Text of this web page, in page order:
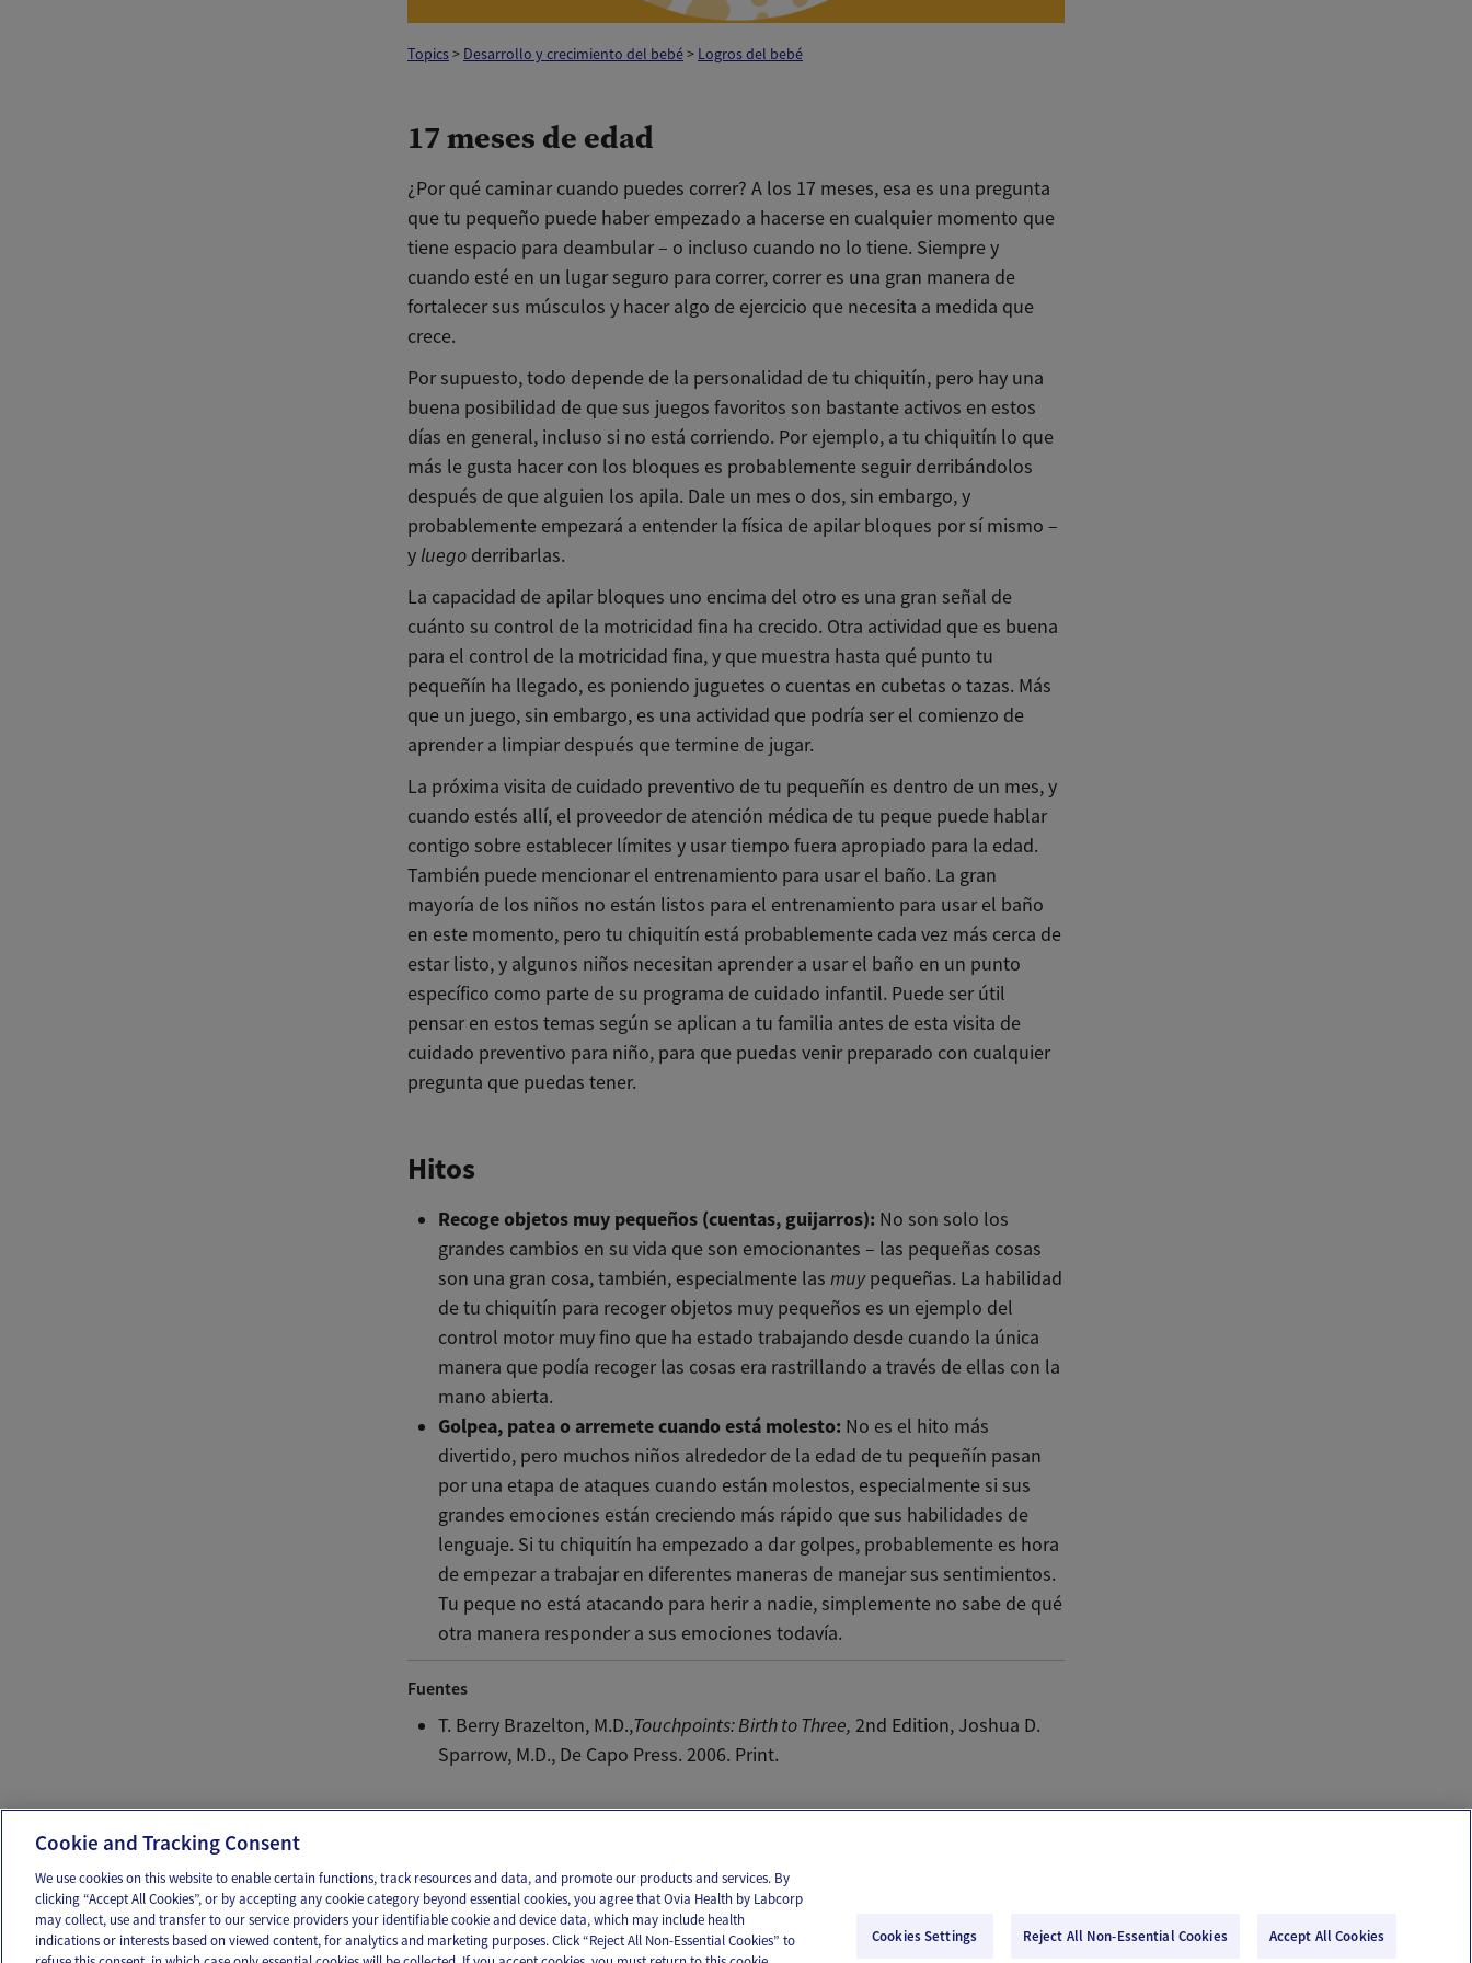
Topics> Desarrollo y crecimiento del bebé> Logros del bebé
17 meses de edad
¿Por qué caminar cuando puedes correr? A los 17 meses, esa es una pregunta
que tu pequeño puede haber empezado a hacerse en cualquier momento que
tiene espacio para deambular – o incluso cuando no lo tiene. Siempre y
cuando esté en un lugar seguro para correr, correr es una gran manera de
fortalecer sus músculos y hacer algo de ejercicio que necesita a medida que
crece.
Por supuesto, todo depende de la personalidad de tu chiquitín, pero hay una
buena posibilidad de que sus juegos favoritos son bastante activos en estos
días en general, incluso si no está corriendo. Por ejemplo, a tu chiquitín lo que
más le gusta hacer con los bloques es probablemente seguir derribándolos
después de que alguien los apila. Dale un mes o dos, sin embargo, y
probablemente empezará a entender la física de apilar bloques por sí mismo –
y luego derribarlas.
La capacidad de apilar bloques uno encima del otro es una gran señal de
cuánto su control de la motricidad fina ha crecido. Otra actividad que es buena
para el control de la motricidad fina, y que muestra hasta qué punto tu
pequeñín ha llegado, es poniendo juguetes o cuentas en cubetas o tazas. Más
que un juego, sin embargo, es una actividad que podría ser el comienzo de
aprender a limpiar después que termine de jugar.
La próxima visita de cuidado preventivo de tu pequeñín es dentro de un mes, y
cuando estés allí, el proveedor de atención médica de tu peque puede hablar
contigo sobre establecer límites y usar tiempo fuera apropiado para la edad.
También puede mencionar el entrenamiento para usar el baño. La gran
mayoría de los niños no están listos para el entrenamiento para usar el baño
en este momento, pero tu chiquitín está probablemente cada vez más cerca de
estar listo, y algunos niños necesitan aprender a usar el baño en un punto
específico como parte de su programa de cuidado infantil. Puede ser útil
pensar en estos temas según se aplican a tu familia antes de esta visita de
cuidado preventivo para niño, para que puedas venir preparado con cualquier
pregunta que puedas tener.
Hitos
Recoge objetos muy pequeños (cuentas, guijarros): No son solo los
grandes cambios en su vida que son emocionantes – las pequeñas cosas
son una gran cosa, también, especialmente lasmuypequeñas. La habilidad
de tu chiquitín para recoger objetos muy pequeños es un ejemplo del
control motor muy fino que ha estado trabajando desde cuando la única
manera que podía recoger las cosas era rastrillando a través de ellas con la
mano abierta.
Golpea, patea o arremete cuando está molesto: No es el hito más
divertido, pero muchos niños alrededor de la edad de tu pequeñín pasan
por una etapa de ataques cuando están molestos, especialmente si sus
grandes emociones están creciendo más rápido que sus habilidades de
lenguaje. Si tu chiquitín ha empezado a dar golpes, probablemente es hora
de empezar a trabajar en diferentes maneras de manejar sus sentimientos.
Tu peque no está atacando para herir a nadie, simplemente no sabe de qué
otra manera responder a sus emociones todavía.
Fuentes
T. Berry Brazelton, M.D.,Touchpoints: Birth to Three, 2nd Edition, Joshua D.
Sparrow, M.D., De Capo Press. 2006. Print.
OUR APPS FOLLOW US
Cookie and Tracking Consent
We use cookies on this website to enable certain functions, track resources and data, and promote our products and services. By
clicking “Accept All Cookies”, or by accepting any cookie category beyond essential cookies, you agree that Ovia Health by Labcorp
may collect, use and transfer to our service providers your identifiable cookie and device data, which may include health
indications or interests based on viewed content, for analytics and marketing purposes. Click “Reject All Non-Essential Cookies” to
Cookies Settings Reject All Non-Essential Cookies Accept All Cookies